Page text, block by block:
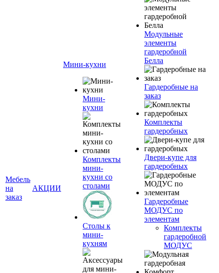
Мебель
на
заказ
АКЦИИ
Мини-кухни
Мини-
кухни
Комплекты
мини-
кухни со
столами
Столы к
мини-
кухням
Модульные
элементы
гардеробной
Белла
Гардеробные на
заказ
Комплекты
гардеробных
Двери-купе для
гардеробных
Гардеробные
МОДУС по
элементам
Комплекты
гардеробной
МОДУС